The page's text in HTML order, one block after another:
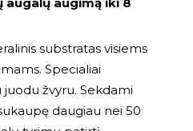
substratas visiems
Specialiai
žvyru. Sekdami
daugiau nei 50